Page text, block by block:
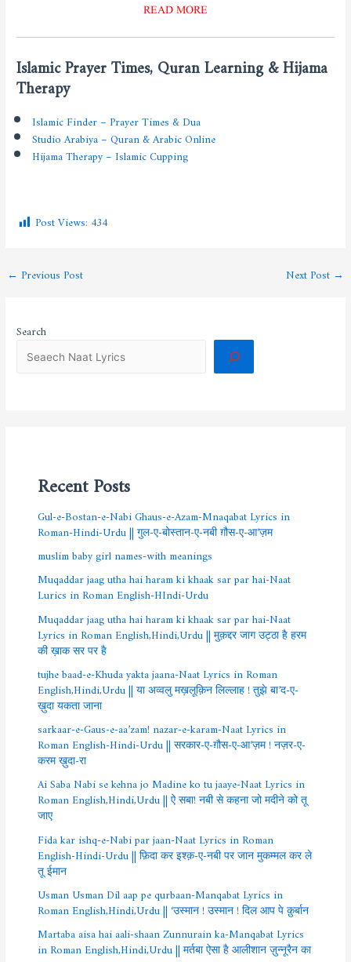
READ MORE
Islamic Prayer Times, Quran Learning & Hijama
Therapy
Islamic Finder – Prayer Times & Dua
Studio Arabiya – Quran & Arabic Online
Hijama Therapy – Islamic Cupping
Post Views:434
← Previous Post Next Post→
Search
Recent Posts
Gul-e-Bostan-e-Nabi Ghaus-e-Azam-Mnaqabat Lyrics in
Roman-Hindi-Urdu || गुल-ए-बोस्तान-ए-नबी ग़ौस-ए-आ’ज़म
muslim baby girl names-with meanings
Muqaddar jaag utha hai haram ki khaak sar par hai-Naat
Lurics in Roman English-HIndi-Urdu
Muqaddar jaag utha hai haram ki khaak sar par hai-Naat
Lyrics in Roman English,Hindi,Urdu || मुक़द्दर जाग उट्ठा है हरम
की ख़ाक सर पर है
tujhe baad-e-Khuda yakta jaana-Naat Lyrics in Roman
English,Hindi,Urdu || या अव्वलु मख़लूक़िन लिल्लाह ! तुझे बा’द-ए-
ख़ुदा यकता जाना
sarkaar-e-Gaus-e-aa’zam! nazar-e-karam-Naat Lyrics in
Roman English-Hindi-Urdu || सरकार-ए-ग़ौस-ए-आ’ज़म ! नज़र-ए-
करम ख़ुदा-रा
Ai Saba Nabi se kehna jo Madine ko tu jaaye-Naat Lyrics in
Roman English,Hindi,Urdu || ऐ सबा! नबी से कहना जो मदीने को तू
जाए
Fida kar ishq-e-Nabi par jaan-Naat Lyrics in Roman
English-Hindi-Urdu || फ़िदा कर इश्क़-ए-नबी पर जान मुकम्मल कर ले
तू ईमान
Usman Usman Dil aap pe qurbaan-Manqabat Lyrics in
Roman English,Hindi,Urdu || ‘उस्मान ! उस्मान ! दिल आप पे क़ुर्बान
Martaba aisa hai aali-shaan Zunnurain ka-Manqabat Lyrics
in Roman English,Hindi,Urdu || मर्तबा ऐसा है आलीशान ज़ुन्नूरैन का